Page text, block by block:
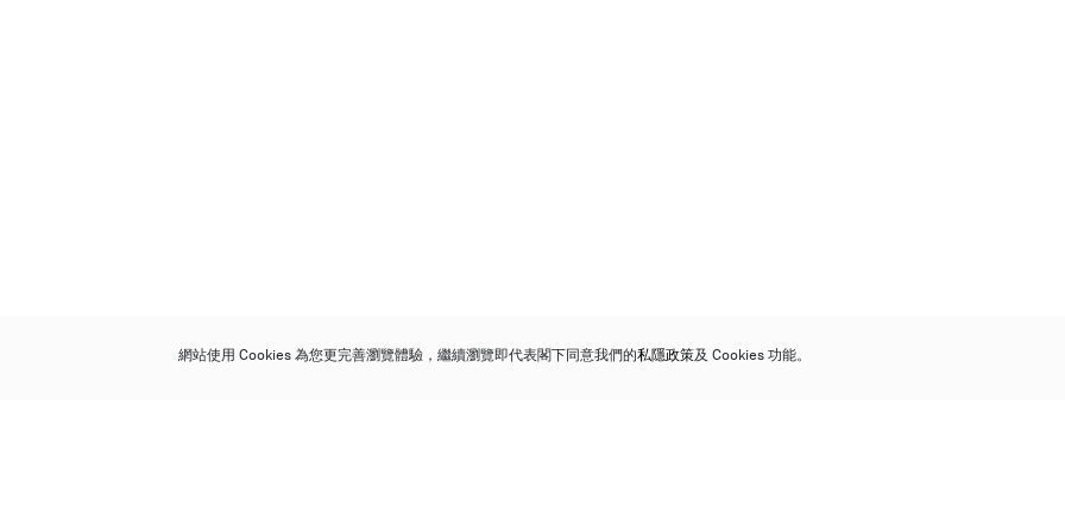
網站使用 Cookies 為您更完善瀏覽體驗，繼續瀏覽即代表閣下同意我們的私隱政策及 Cookies 功能。